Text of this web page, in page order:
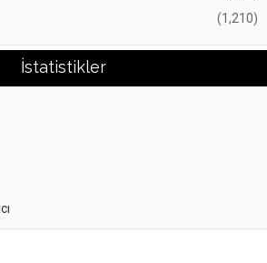
(1,210)
İstatistikler